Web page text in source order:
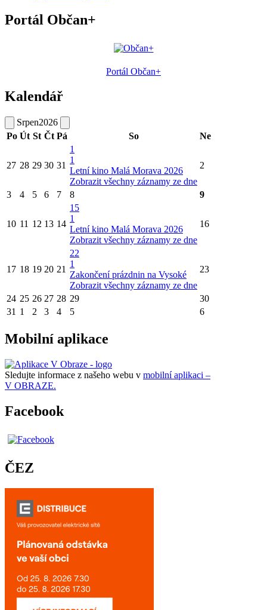
Portál Občan+
Portál Občan+
Kalendář
Srpen2026
Po Út St Čt Pá So Ne
27 28 29 30 31
1
1
Letní kino Malá Morava 2026
Zobrazit všechny záznamy ze dne
2
3 4 5 6 7 8 9
10 11 12 13 14
15
1
Letní kino Malá Morava 2026
Zobrazit všechny záznamy ze dne
16
17 18 19 20 21
22
1
Zakončení prázdnin na Vysoké
Zobrazit všechny záznamy ze dne
23
24 25 26 27 28 29
30
31 1 2 3 4 5 6
Mobilní aplikace
Sledujte informace z našeho webu v mobilní aplikaci –
V OBRAZE.
Facebook
ČEZ